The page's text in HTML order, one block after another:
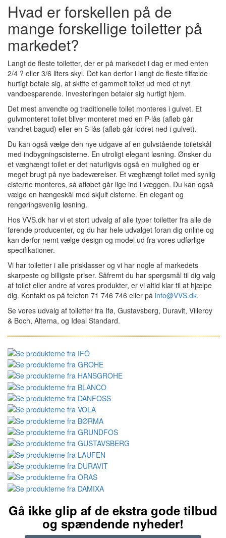
Hvad er forskellen på de
mange forskellige toiletter på
markedet?
Langt de fleste toiletter, der er på markedet i dag er med enten
2/4 ? eller 3/6 liters skyl. Det kan derfor i langt de fleste tilfælde
hurtigt betale sig, at skifte et gammelt toilet ud med et nyt
vandbesparende. Investeringen betaler sig hurtigt hjem.
Det mest anvendte og traditionelle toilet monteres i gulvet. Et
gulvmonteret toilet bliver monteret med en P-lås (afløb går
vandret bagud) eller en S-lås (afløb går lodret ned i gulvet).
Du kan også vælge den nye udgave af en gulvstående toiletskål
med indbygningscisterne. En utroligt elegant løsning. Ønsker du
et væghængt toilet er det naturligvis også en mulighed og er
meget brugt på nye badeværelser. Et væghængt toilet med synlig
cisterne monteres, så afløbet går lige ind i væggen. Du kan også
vælge en hængeskål med skjult cisterne. En elegant og
rengøringsvenlig løsning.
Hos VVS.dk har vi et stort udvalg af alle typer toiletter fra alle de
førende producenter, og du har hele udvalget foran dig online og
kan derfor nemt vælge design og model ud fra vores udførlige
specifikationer.
Vi har toiletter i alle prisklasser og vi har nogle af markedets
skarpeste og billigste priser. Såfremt du har spørgsmål til dig valg
af toilet eller andre af vores produkter, er vi altid klar til at hjælpe
dig. Kontakt os på telefon 71 746 746 eller på info@VVS.dk.
Se vores udvalg af toiletter fra Ifø, Gustavsberg, Duravit, Villeroy
& Boch, Alterna, og Ideal Standard.
Gå ikke glip af de ekstra gode tilbud
og spændende nyheder!